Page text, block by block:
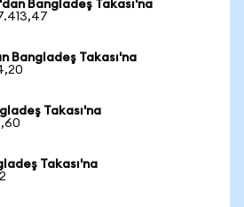
Bangladeş Takası'na
Bangladeş Takası'na
Takası'na
Takası'na